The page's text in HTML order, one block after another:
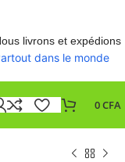
livrons et expédions
dans le monde
0CFA